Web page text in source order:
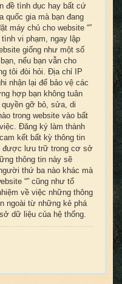
đề tình dục hay bất cứ
quốc gia mà bạn đang
máy chủ cho website “”
vi phạm, ngay lập
giống như một số
nếu bạn vẫn cho
tôi đòi hỏi. Địa chỉ IP
nhận lại để bảo vệ các
hợp bạn không tuân
quyền gỡ bỏ, sửa, di
trong website vào bất
Đăng ký làm thành
kết bất kỳ thông tin
được lưu trữ trong cơ sở
thông tin này sẽ
thứ ba nào khác mà
“” cũng như tổ
về việc những thông
ngoài từ những kẻ phá
dữ liệu của hệ thống.